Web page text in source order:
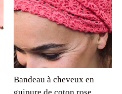
Bandeau à cheveux en